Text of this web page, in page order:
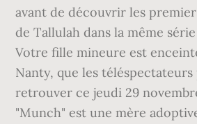
avant de découvrir les premiers
de Tallulah dans la même
Votre fille mineure est
Nanty, que les
retrouver ce jeudi 29
"Munch" est une mère